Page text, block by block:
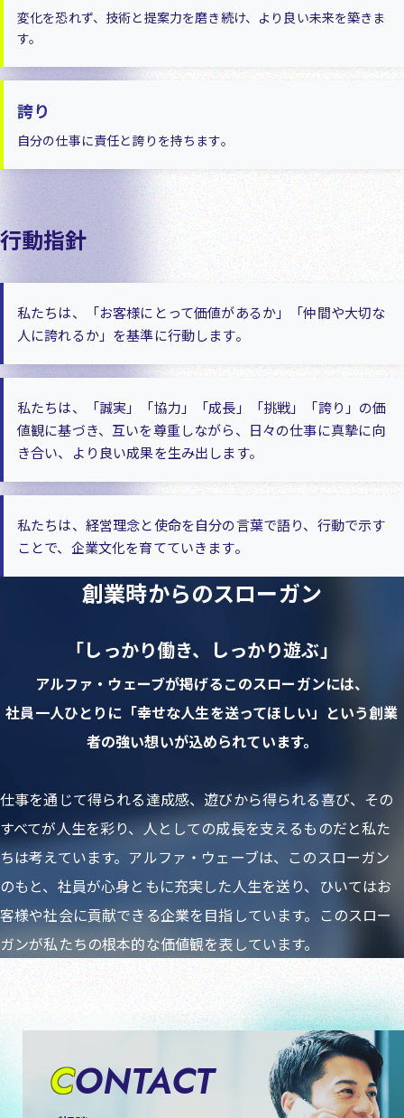
変化を恐れず、技術と提案力を磨き続け、より良い未来を築きま
す。
誇り
自分の仕事に責任と誇りを持ちます。
行動指針
私たちは、「お客様にとって価値があるか」「仲間や大切な
人に誇れるか」を基準に行動します。
私たちは、「誠実」「協力」「成長」「挑戦」「誇り」の価
値観に基づき、互いを尊重しながら、日々の仕事に真摯に向
き合い、より良い成果を生み出します。
私たちは、経営理念と使命を自分の言葉で語り、行動で示す
ことで、企業文化を育てていきます。
創業時からのスローガン
「しっかり働き、しっかり遊ぶ」
アルファ・ウェーブが掲げるこのスローガンには、
社員一人ひとりに「幸せな人生を送ってほしい」という創業
者の強い想いが込められています。
仕事を通じて得られる達成感、遊びから得られる喜び、その
すべてが人生を彩り、人としての成長を支えるものだと私た
ちは考えています。アルファ・ウェーブは、このスローガン
のもと、社員が心身ともに充実した人生を送り、ひいてはお
客様や社会に貢献できる企業を目指しています。このスロー
ガンが私たちの根本的な価値観を表しています。
CONTACT